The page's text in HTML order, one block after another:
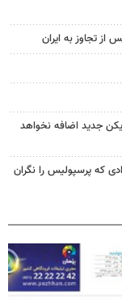
تجاوز به ایران
جدید اضافه نخواهد
که پرسپولیس را نگران